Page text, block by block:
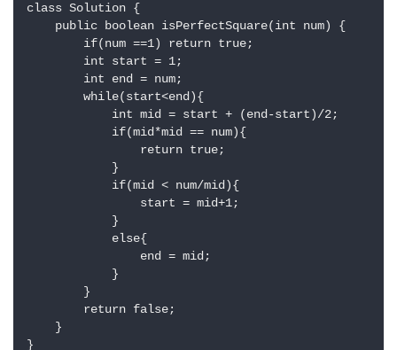
原
class Solution {
    public boolean isPerfectSquare(int num) {
        if(num ==1) return true;
        int start = 1;
        int end = num;
        while(start<end){
            int mid = start + (end-start)/2;
            if(mid*mid == num){
                return true;
            }
            if(mid < num/mid){
                start = mid+1;
            }
            else{
                end = mid;
            }
        }
        return false;
    }
}